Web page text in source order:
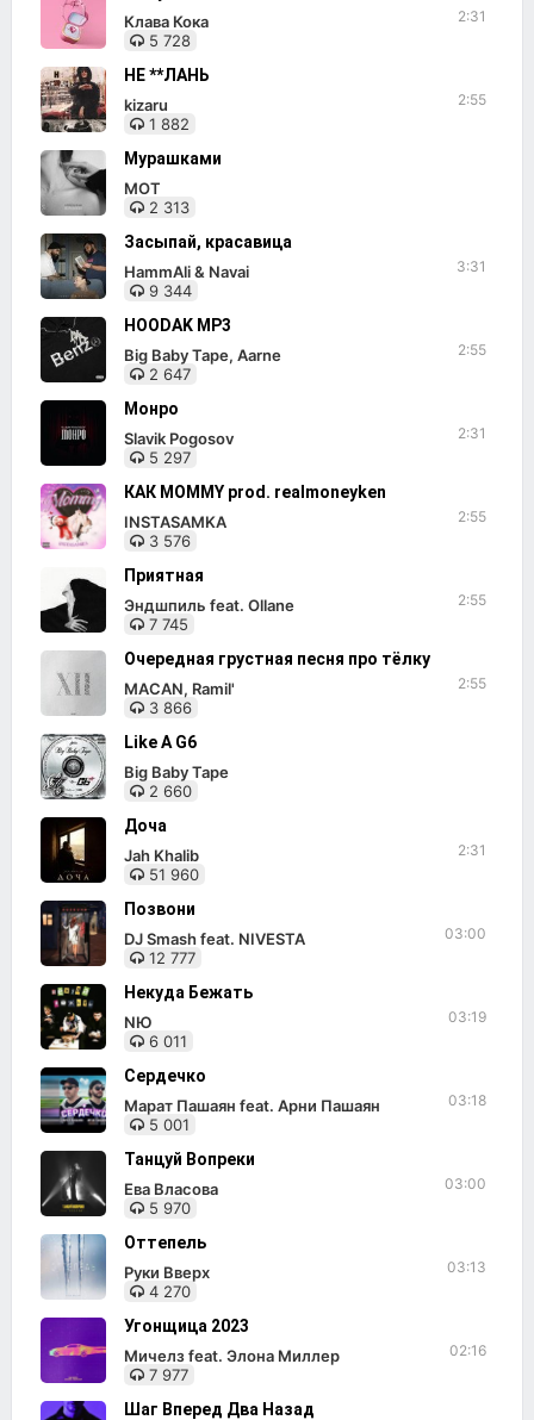
Клава Кока
5 728
2:31
НЕ **ЛАНЬ
kizaru
1 882
2:55
Мурашками
МОТ
2 313
Засыпай, красавица
HammAli & Navai
9 344
3:31
HOODAK MP3
Big Baby Tape, Aarne
2 647
2:55
Монро
Slavik Pogosov
5 297
2:31
КАК MOMMY prod. realmoneyken
INSTASAMKA
3 576
2:55
Приятная
Эндшпиль feat. Ollane
7 745
2:55
Очередная грустная песня про тёлку
MACAN, Ramil'
3 866
2:55
Like A G6
Big Baby Tape
2 660
Доча
Jah Khalib
51 960
2:31
Позвони
DJ Smash feat. NIVESTA
12 777
03:00
Некуда Бежать
NЮ
6 011
03:19
Сердечко
Марат Пашаян feat. Арни Пашаян
5 001
03:18
Танцуй Вопреки
Ева Власова
5 970
03:00
Оттепель
Руки Вверх
4 270
03:13
Угонщица 2023
Мичелз feat. Элона Миллер
7 977
02:16
Шаг Вперед Два Назад